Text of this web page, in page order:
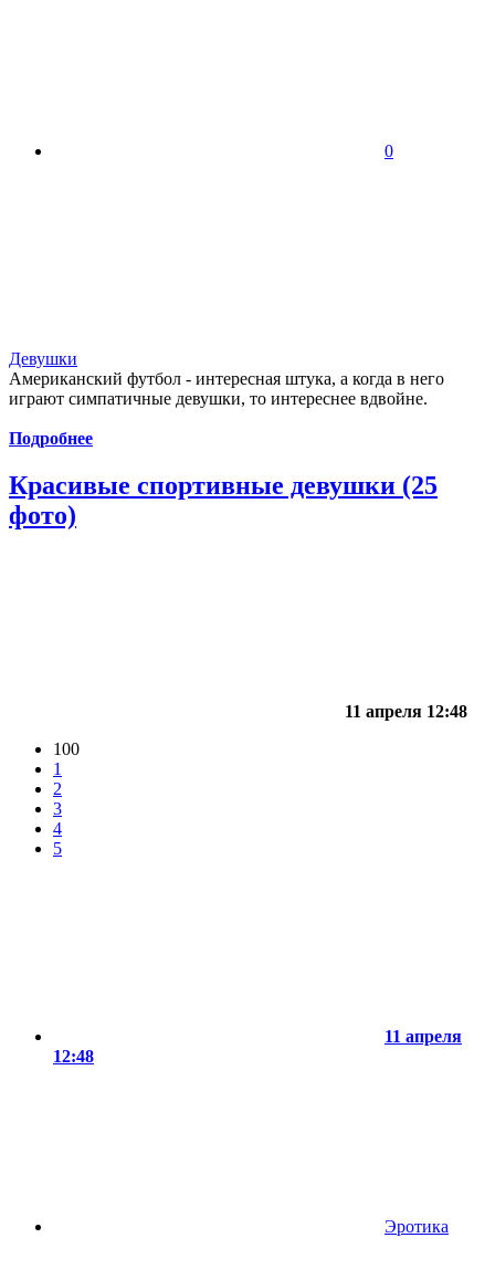
0
Девушки
Американский футбол - интересная штука, а когда в него
играют симпатичные девушки, то интереснее вдвойне.
Подробнее
Красивые спортивные девушки (25
фото)
11 апреля 12:48
100
1
2
3
4
5
11 апреля
12:48
Эротика